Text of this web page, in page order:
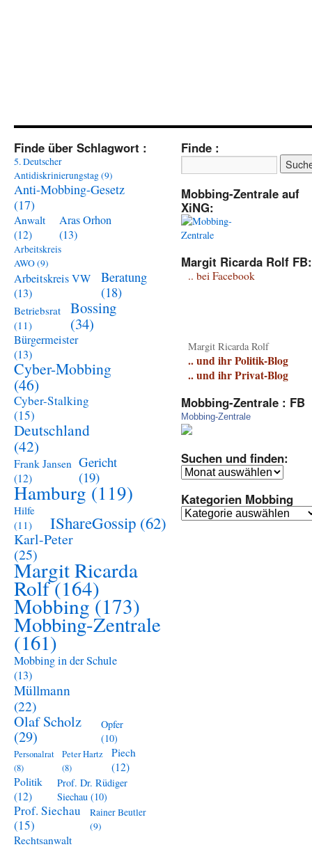
Finde über Schlagwort :
5. Deutscher
Antidiskrinierungstag(9)
Anti-Mobbing-Gesetz
(17)
Anwalt
(12)
Aras Orhon
(13)
Arbeitskreis
AWO(9)
Arbeitskreis VW
(13)
Beratung
(18)
Betriebsrat
(11)
Bossing
(34)
Bürgermeister
(13)
Cyber-Mobbing
(46)
Cyber-Stalking
(15)
Deutschland
(42)
Frank Jansen
(12)
Gericht
(19)
Hamburg (119)
Hilfe
(11)
IShareGossip (62)
Karl-Peter
(25)
Margit Ricarda
Rolf(164)
Mobbing(173)
Mobbing-Zentrale
(161)
Mobbing in der Schule
(13)
Müllmann
(22)
Olaf Scholz
(29)
Opfer
(10)
Personalrat
(8)
Peter Hartz
(8)
Piech
(12)
Politik
(12)
Prof. Dr. Rüdiger
Siechau (10)
Prof. Siechau
(15)
Rainer Beutler
(9)
Rechtsanwalt
Finde :
Mobbing-Zentrale auf
XiNG:
Margit Ricarda Rolf FB:
.. bei Facebook
Margit Ricarda Rolf
.. und ihr Politik-Blog
.. und ihr Privat-Blog
Mobbing-Zentrale : FB
Mobbing-Zentrale
Suchen und finden:
Suchen
finden:
Kategorien Mobbing
Kategorien